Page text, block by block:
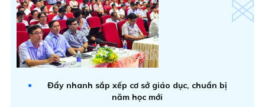
Đẩy nhanh sắp xếp cơ sở giáo dục, chuẩn bị
năm học mới